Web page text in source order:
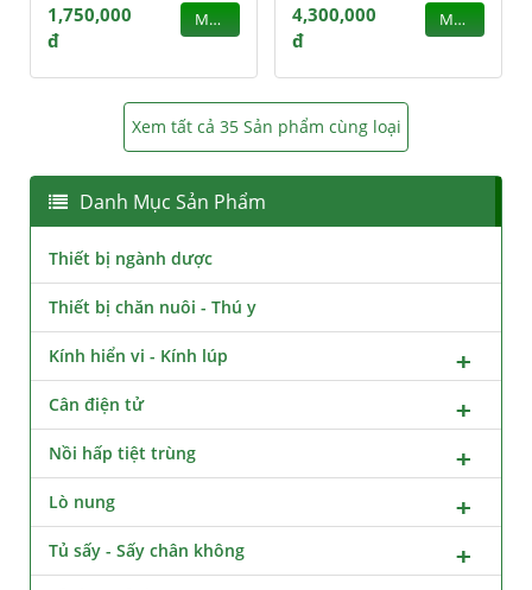
1,750,000
đ
MUA
4,300,000
đ
MUA
Xem tất cả 35 Sản phẩm cùng loại
Danh Mục Sản Phẩm
Thiết bị ngành dược
Thiết bị chăn nuôi - Thú y
Kính hiển vi - Kính lúp
Cân điện tử
Nồi hấp tiệt trùng
Lò nung
Tủ sấy - Sấy chân không